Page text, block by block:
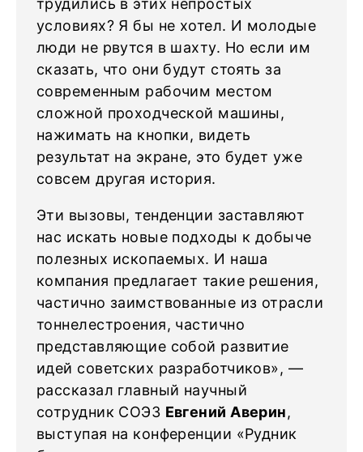
трудились в этих непростых
условиях? Я бы не хотел. И молодые
люди не рвутся в шахту. Но если им
сказать, что они будут стоять за
современным рабочим местом
сложной проходческой машины,
нажимать на кнопки, видеть
результат на экране, это будет уже
совсем другая история.
Эти вызовы, тенденции заставляют
нас искать новые подходы к добыче
полезных ископаемых. И наша
компания предлагает такие решения,
частично заимствованные из отрасли
тоннелестроения, частично
представляющие собой развитие
идей советских разработчиков», —
рассказал главный научный
сотрудник СОЭЗ Евгений Аверин,
выступая на конференции «Рудник